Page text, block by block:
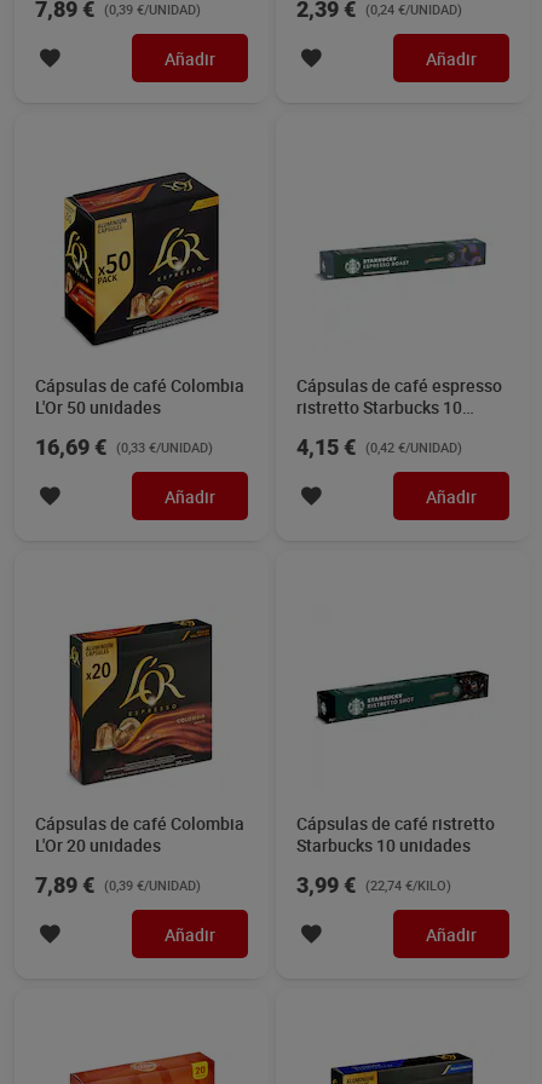
7,89 € (0,39 €/UNIDAD)
Añadir
2,39 € (0,24 €/UNIDAD)
Añadir
Cápsulas de café Colombia
L'Or 50 unidades
16,69 € (0,33 €/UNIDAD)
Añadir
Cápsulas de café espresso
ristretto Starbucks 10
4,15 € (0,42 €/UNIDAD)
Añadir
Cápsulas de café Colombia
L'Or 20 unidades
7,89 € (0,39 €/UNIDAD)
Añadir
Cápsulas de café ristretto
Starbucks 10 unidades
3,99 € (22,74 €/KILO)
Añadir